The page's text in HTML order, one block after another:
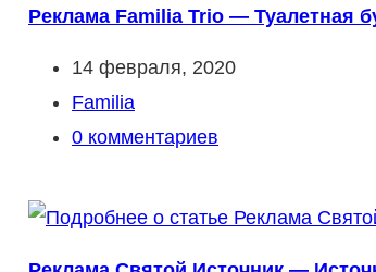
Реклама Familia Trio — Туалетная
Запись
опубликована:
14 февраля, 2020
Рубрика
записи:
Familia
Комментарии
записи:
0 комментариев